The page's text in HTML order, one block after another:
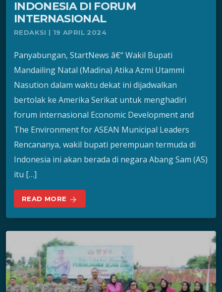
INDONESIA DI FORUM
INTERNASIONAL
REDAKSI | 19 APRIL 2024
Panyabungan, StartNews â€“ Wakil Bupati
Mandailing Natal (Madina) Atika Azmi Utammi
Nasution dalam waktu dekat ini dijadwalkan
bertolak ke Amerika Serikat untuk menghadiri
forum internasional Economic Development and
The Environment for ASEAN Municipal Leaders
Rencananya, wakil bupati perempuan termuda di
Indonesia ini akan berada di negara Abang Sam (AS)
itu […]
READ MORE arrow_forward